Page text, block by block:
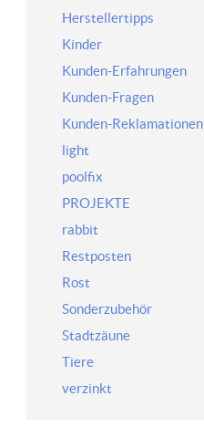
Herstellertipps
Kinder
Kunden-Erfahrungen
Kunden-Fragen
Kunden-Reklamationen
light
poolfix
PROJEKTE
rabbit
Restposten
Rost
Sonderzubehör
Stadtzäune
Tiere
verzinkt